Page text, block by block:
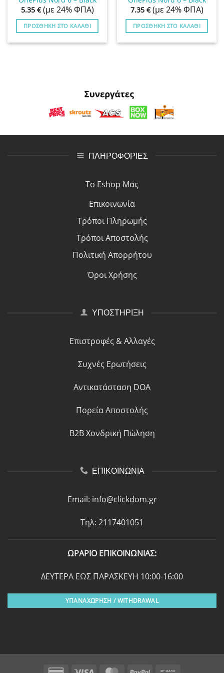
5.35 € (με 24% ΦΠΑ)
ΠΡΟΣΘΉΚΗ ΣΤΟ ΚΑΛΆΘΙ
7.35 € (με 24% ΦΠΑ)
ΠΡΟΣΘΉΚΗ ΣΤΟ ΚΑΛΆΘΙ
ΠΛΗΡΟΦΟΡΙΕΣ
Το Eshop Μας
Επικοινωνία
Τρόποι Πληρωμής
Τρόποι Αποστολής
Πολιτική Απορρήτου
Όροι Χρήσης
ΥΠΟΣΤΗΡΙΞΗ
Επιστροφές & Αλλαγές
Συχνές Ερωτήσεις
Αντικατάσταση DOA
Πορεία Αποστολής
B2B Χονδρική Πώληση
ΕΠΙΚΟΙΝΩΝΙΑ
Email: info@clickdom.gr
Τηλ: 2117401051
ΩΡΑΡΙΟ ΕΠΙΚΟΙΝΩΝΙΑΣ:
ΔΕΥΤΕΡΑ ΕΩΣ ΠΑΡΑΣΚΕΥΗ 10:00-16:00
ΥΠΑΝΑΧΩΡΗΣΗ / WITHDRAWAL
Credit Visa MasterCardPayPal